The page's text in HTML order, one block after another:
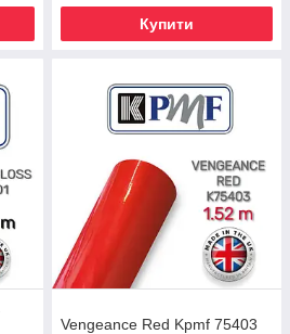
Купити
Vengeance Red Kpmf 75403